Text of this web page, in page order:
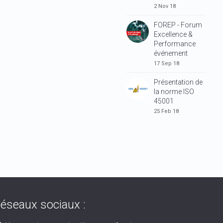
2 Nov 18
FOREP - Forum
Excellence &
Performance
événement
17 Sep 18
Présentation de
la norme ISO
45001
25 Feb 18
sociaux :